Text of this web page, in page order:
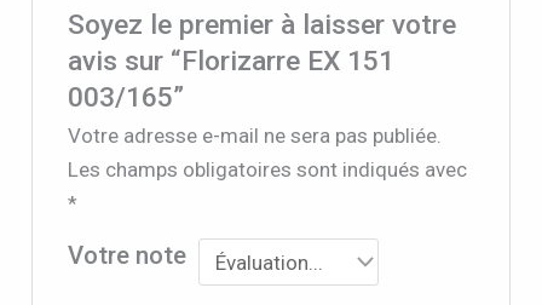
Soyez le premier à laisser votre
avis sur “Florizarre EX 151
003/165”
Votre adresse e-mail ne sera pas publiée.
Les champs obligatoires sont indiqués avec
*
Votre note